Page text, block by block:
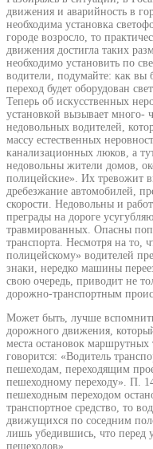
движения и аварийность в
необходима установка
городе возросло, то
движения достигла таких
необходимо установить по
водители, подумайте: как вы
переход будет оборудован
Теперь об искусственных
установкой вызывает много-
недовольных водителей,
массу естественных
канализационных люков, а
недовольны жители домов,
полицейские». Их тревожит
дребезжание автомобилей,
скорости. Недовольны и
преграды на дороге
травмированных. Опасны
транспорта. Несмотря на то,
полицейскому» водителей
знаки, нередко машины
свою очередь, приводит не
дорожно-транспортным
Может быть, лучше
дорожного движения,
места остановок
говорится: «Водитель
пешеходам, переходящим
пешеходному переходу». П.
пешеходным переходом
транспортное средство, то
движущихся по соседним
лишь убедившись, что перед
пешеходов».